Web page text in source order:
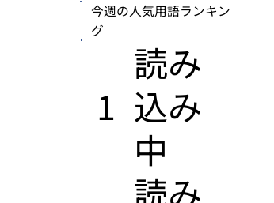
今週の人気用語ランキン
グ
1
​読み
込み
中
​読み